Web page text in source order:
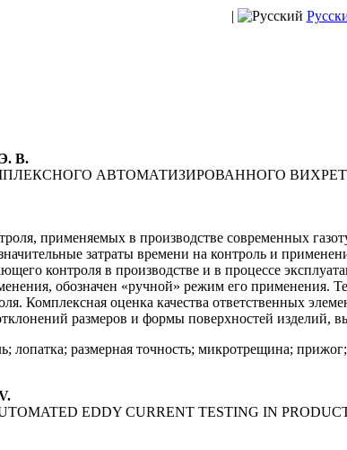
|
В.
АВТОМАТИЗИРОВАННОГО
применяемых в производстве современных
затраты времени на контроль и
контроля в производстве и в процессе
обозначен «ручной» режим его применения.
Комплексная оценка качества ответственных
размеров и формы поверхностей изделий,
лопатка; размерная точность; микротрещина;
EDDY CURRENT TESTING IN